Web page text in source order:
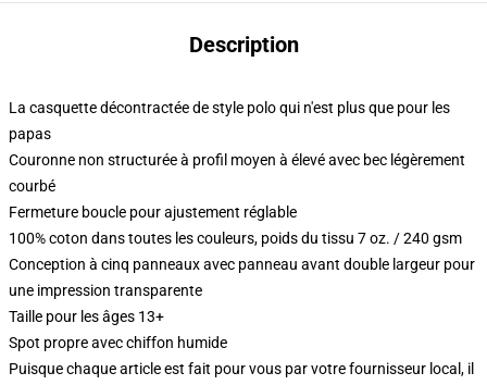
Description
La casquette décontractée de style polo qui n'est plus que pour les
papas
Couronne non structurée à profil moyen à élevé avec bec légèrement
courbé
Fermeture boucle pour ajustement réglable
100% coton dans toutes les couleurs, poids du tissu 7 oz. / 240 gsm
Conception à cinq panneaux avec panneau avant double largeur pour
une impression transparente
Taille pour les âges 13+
Spot propre avec chiffon humide
Puisque chaque article est fait pour vous par votre fournisseur local, il